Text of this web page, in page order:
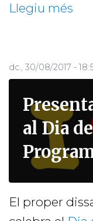
Llegiu més
dc., 30/08/2017 -
al Dia
El proper